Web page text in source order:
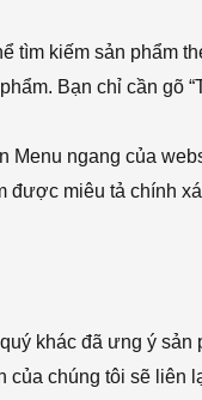
tìm kiếm sản phẩm
Bạn chỉ cần gõ
Menu ngang của
được miêu tả chính
khác đã ưng ý
chúng tôi sẽ liên